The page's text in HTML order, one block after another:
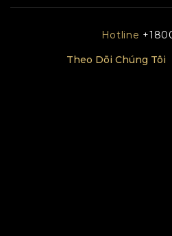
Hotline
Theo Dõi Chúng Tôi